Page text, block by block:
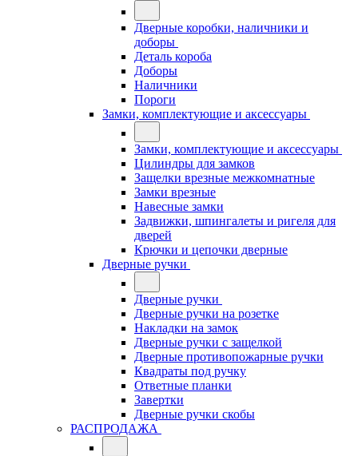
Дверные коробки, наличники и
доборы
Деталь короба
Доборы
Наличники
Пороги
Замки, комплектующие и аксессуары
Замки, комплектующие и аксессуары
Цилиндры для замков
Защелки врезные межкомнатные
Замки врезные
Навесные замки
Задвижки, шпингалеты и ригеля для
дверей
Крючки и цепочки дверные
Дверные ручки
Дверные ручки
Дверные ручки на розетке
Накладки на замок
Дверные ручки с защелкой
Дверные противопожарные ручки
Квадраты под ручку
Ответные планки
Завертки
Дверные ручки скобы
РАСПРОДАЖА